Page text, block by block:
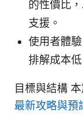
的性價比
支援。
使用者體
排解成本低
目標與結構
最新攻略與預